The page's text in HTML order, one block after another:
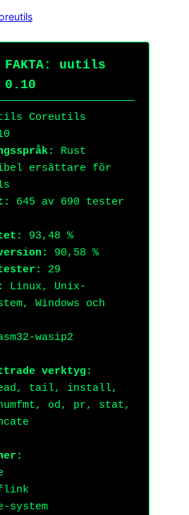
FAKTA: uutils
Coreutils
Rust
ersättare för
645 av 690 tester
93,48 %
90,58 %
tester:
29
Linux, Unix-
Windows och
wasip2
verktyg:
tail, install,
od, pr, stat,
system